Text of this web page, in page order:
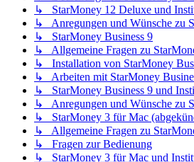
↳ StarMoney 12 Deluxe und
↳ Anregungen und Wünsche zu
↳ StarMoney Business 9
↳ Allgemeine Fragen zu
↳ Installation von StarMoney
↳ Arbeiten mit StarMoney
↳ StarMoney Business 9 und
↳ Anregungen und Wünsche zu
↳ StarMoney 3 für Mac
↳ Allgemeine Fragen zu
↳ Fragen zur Bedienung
↳ StarMoney 3 für Mac und